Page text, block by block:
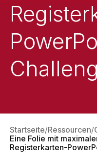
Startseite Ressourcen
Eine Folie mit
Registerkarten-